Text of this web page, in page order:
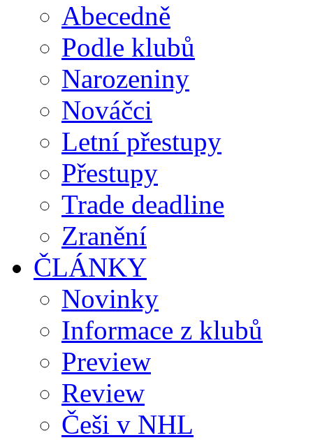
Abecedně
Podle klubů
Narozeniny
Nováčci
Letní přestupy
Přestupy
Trade deadline
Zranění
ČLÁNKY
Novinky
Informace z klubů
Preview
Review
Češi v NHL